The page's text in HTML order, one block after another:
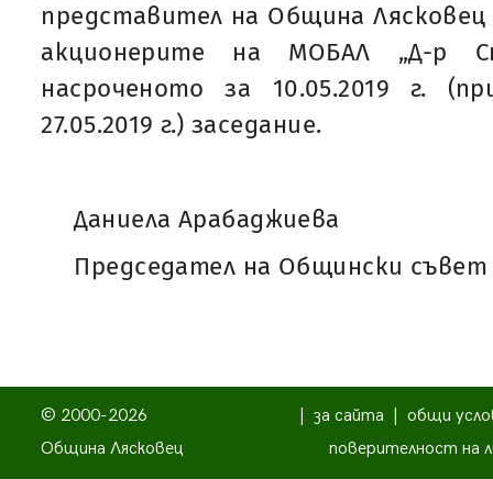
представител на Община
акционерите на МОБАЛ „Д-р
насроченото за 10.05.2019 г.
27.05.2019 г.) заседание.
Даниела Арабаджиева
Председател на Общински съвет
© 2000-2026
Община Лясковец
за сайта
общи
поверителност на